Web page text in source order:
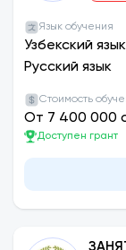
Язык обучения
Узбекский язык
Русский язык
Стоимость
От 7 400 000
Доступен грант